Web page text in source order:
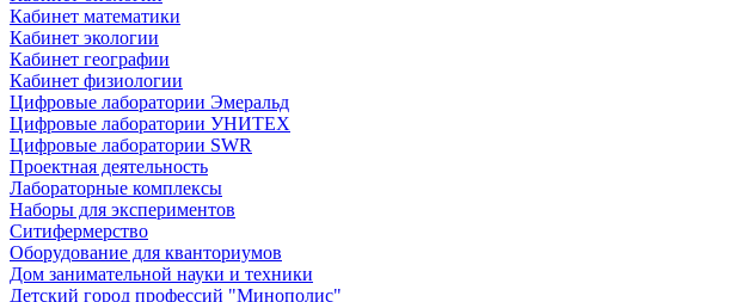
Кабинет математики
Кабинет экологии
Кабинет географии
Кабинет физиологии
Цифровые лаборатории Эмеральд
Цифровые лаборатории УНИТЕХ
Цифровые лаборатории SWR
Проектная деятельность
Лабораторные комплексы
Наборы для экспериментов
Ситифермерство
Оборудование для кванториумов
Дом занимательной науки и техники
Детский город профессий "Минополис"